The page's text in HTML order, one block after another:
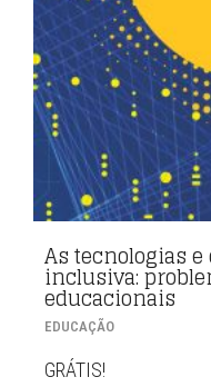
As tecnologias
inclusiva:
educacionais
EDUCAÇÃO
GRÁTIS!